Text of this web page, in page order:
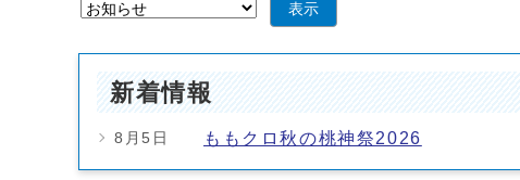
表示
新着情報
8月5日 ももクロ秋の桃神祭2026